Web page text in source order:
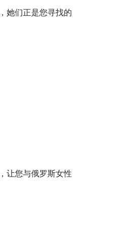
她们正是您寻找的
让您与俄罗斯女性